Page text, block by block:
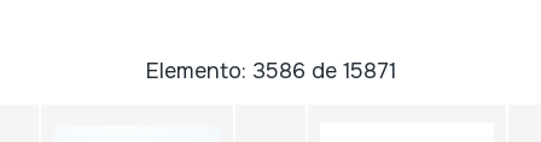
Elemento: 3586 de 15871